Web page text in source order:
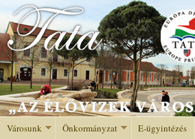
Jump to navigation
Városunk Önkormányzat E-ügyintézés